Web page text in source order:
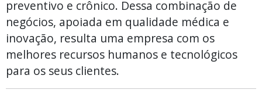
preventivo e crônico. Dessa combinação de
negócios, apoiada em qualidade médica e
inovação, resulta uma empresa com os
melhores recursos humanos e tecnológicos
para os seus clientes.